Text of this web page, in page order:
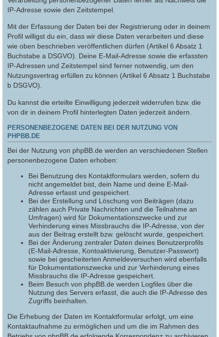
IP-Adresse sowie den Zeitstempel.
Mit der Erfassung der Daten bei der Registrierung oder in deinem
Profil willigst du ein, dass wir diese Daten verarbeiten und diese
wie oben beschrieben veröffentlichen dürfen (Artikel 6 Absatz 1
Buchstabe a DSGVO). Deine E-Mail-Adresse sowie die erfassten
IP-Adressen und Zeitstempel sind ferner notwendig, um den
Nutzungsvertrag erfüllen zu können (Artikel 6 Absatz 1 Buchstabe
b DSGVO).
Du kannst die erteilte Einwilligung jederzeit widerrufen bzw. die
von dir in deinem Profil hinterlegten Daten jederzeit ändern.
PERSONENBEZOGENE DATEN BEI DER NUTZUNG VON
PHPBB.DE
Bei der Nutzung von phpBB.de werden an verschiedenen Stellen
personenbezogene Daten erhoben:
Bei Benutzung des Kontaktformulars werden, sofern du
nicht angemeldet bist, dein Name und deine E-Mail-
Adresse erfasst und gespeichert.
Bei der Erstellung und Löschung von Beiträgen (dazu
zählen auch Private Nachrichten und die Teilnahme an
Umfragen) wird für Dokumentationszwecke und zur
Verhinderung eines Missbrauchs die IP-Adresse, von der
aus der Beitrag erstellt bzw. gelöscht wurde, gespeichert.
Bei der Änderung zentraler Daten deines Benutzerprofils
(E-Mail-Adresse, Kontoaktivierung, Benutzer-Passwort)
sowie bei gescheiterten Anmeldeversuchen wird ebenfalls
für Dokumentationszwecke und zur Verhinderung eines
Missbrauchs die IP-Adresse gespeichert.
Beim Besuch von phpBB.de werden Logfiles über die
Nutzung des Servers erfasst, die auch die IP-Adresse des
Zugriffs beinhalten.
Die Erhebung der Daten im Kontaktformular erfolgt, um eine
Kontaktaufnahme zu ermöglichen und um die im Rahmen des